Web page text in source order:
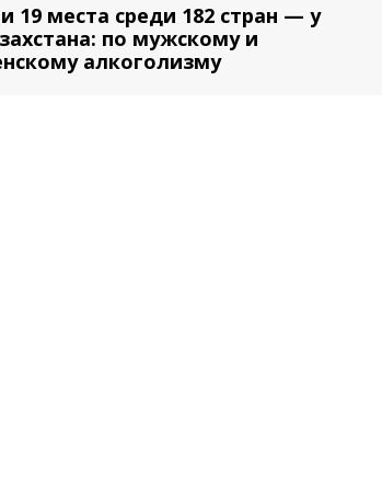
19 места среди 182 стран — у
по мужскому и
алкоголизму